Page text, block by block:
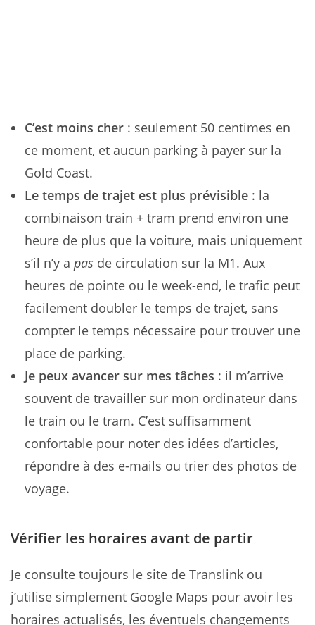
C’est moins cher : seulement 50 centimes en
ce moment, et aucun parking à payer sur la
Gold Coast.
Le temps de trajet est plus prévisible : la
combinaison train + tram prend environ une
heure de plus que la voiture, mais uniquement
s’il n’y a pas de circulation sur la M1. Aux
heures de pointe ou le week-end, le trafic peut
facilement doubler le temps de trajet, sans
compter le temps nécessaire pour trouver une
place de parking.
Je peux avancer sur mes tâches : il m’arrive
souvent de travailler sur mon ordinateur dans
le train ou le tram. C’est suffisamment
confortable pour noter des idées d’articles,
répondre à des e-mails ou trier des photos de
voyage.
Vérifier les horaires avant de partir
Je consulte toujours le site de Translink ou
j’utilise simplement Google Maps pour avoir les
horaires actualisés, les éventuels changements